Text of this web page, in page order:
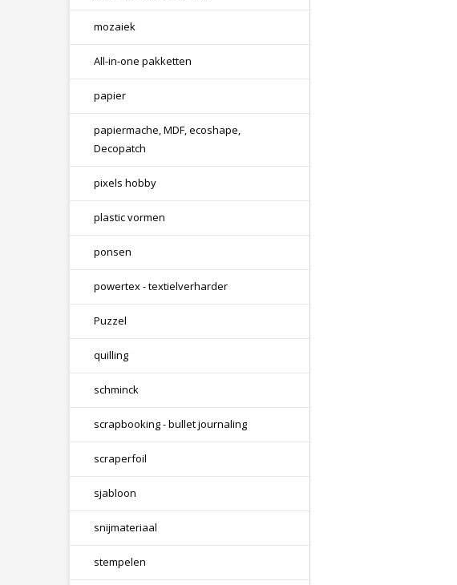
mozaiek
All-in-one pakketten
papier
papiermache, MDF, ecoshape,
Decopatch
pixels hobby
plastic vormen
ponsen
powertex - textielverharder
Puzzel
quilling
schminck
scrapbooking - bullet journaling
scraperfoil
sjabloon
snijmateriaal
stempelen